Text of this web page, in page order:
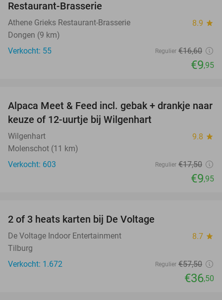
Restaurant-Brasserie
Athene Grieks Restaurant-Brasserie 8.9 star
Dongen (9 km)
Verkocht: 55
Regulier €16,60
€9,95
43%
Alpaca Meet & Feed incl. gebak + drankje naar
keuze of 12-uurtje bij Wilgenhart
Wilgenhart 9.8 star
Molenschot (11 km)
Verkocht: 603
Regulier €17,50
€9,95
2 of 3 heats karten bij De Voltage
De Voltage Indoor Entertainment 8.7 star
Tilburg
Verkocht: 1.672
Regulier €57,50
€36,50